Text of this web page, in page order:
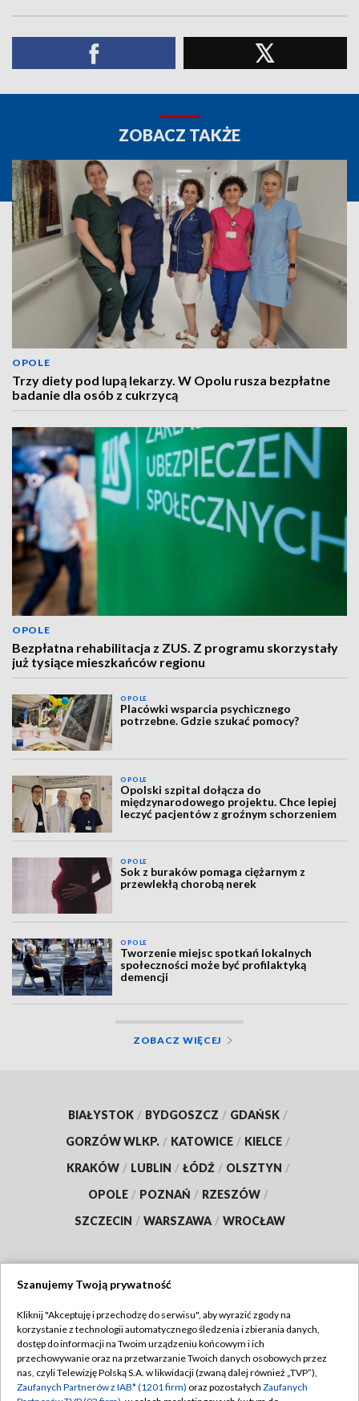
ZOBACZ TAKŻE
OPOLE
Trzy diety pod lupą lekarzy. W Opolu rusza bezpłatne
badanie dla osób z cukrzycą
OPOLE
Bezpłatna rehabilitacja z ZUS. Z programu skorzystały
już tysiące mieszkańców regionu
OPOLE
Placówki wsparcia psychicznego
potrzebne. Gdzie szukać pomocy?
OPOLE
Opolski szpital dołącza do
międzynarodowego projektu. Chce lepiej
leczyć pacjentów z groźnym schorzeniem
OPOLE
Sok z buraków pomaga ciężarnym z
przewlekłą chorobą nerek
OPOLE
Tworzenie miejsc spotkań lokalnych
społeczności może być profilaktyką
demencji
ZOBACZ WIĘCEJ
BIAŁYSTOK / BYDGOSZCZ / GDAŃSK /
GORZÓW WLKP. / KATOWICE / KIELCE /
KRAKÓW / LUBLIN / ŁÓDŹ / OLSZTYN /
OPOLE / POZNAŃ / RZESZÓW /
SZCZECIN / WARSZAWA / WROCŁAW
TVP
Abonament TVP
Emisja w TVP
Regulamin TVP
Polityka prywatności
Szanujemy Twoją prywatność
Kliknij "Akceptuję i przechodzę do serwisu", aby wyrazić zgody na
korzystanie z technologii automatycznego śledzenia i zbierania danych,
dostęp do informacji na Twoim urządzeniu końcowym i ich
przechowywanie oraz na przetwarzanie Twoich danych osobowych przez
nas, czyli Telewizję Polską S.A. w likwidacji (zwaną dalej również „TVP”),
Zaufanych Partnerów z IAB* (1201 firm) oraz pozostałych Zaufanych